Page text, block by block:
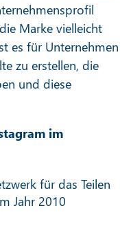
Marke vielleicht
es für Unternehmen
zu erstellen, die
und diese
im
für das Teilen
Jahr 2010